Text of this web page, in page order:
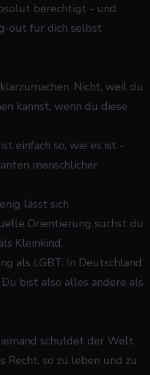
berechtigt - und
out für dich selbst
Nicht, weil du
kannst, wenn du diese
einfach so, wie es ist -
menschlicher
lässt sich
Orientierung suchst du
Kleinkind.
als LGBT. In Deutschland
bist also alles andere als
schuldet der Welt
Recht, so zu leben und zu